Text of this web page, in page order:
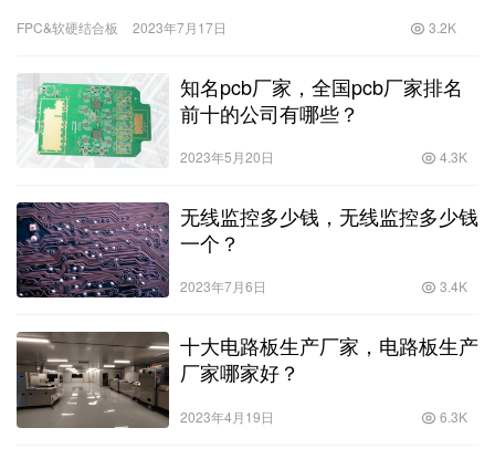
形成原因有哪些。表面波传播表面波是一种电磁波
FPC&软硬结合板 2023年7月17日 3.2K
知名pcb厂家，全国pcb厂家排名
前十的公司有哪些？
2023年5月20日 4.3K
无线监控多少钱，无线监控多少钱
一个？
2023年7月6日 3.4K
十大电路板生产厂家，电路板生产
厂家哪家好？
2023年4月19日 6.3K